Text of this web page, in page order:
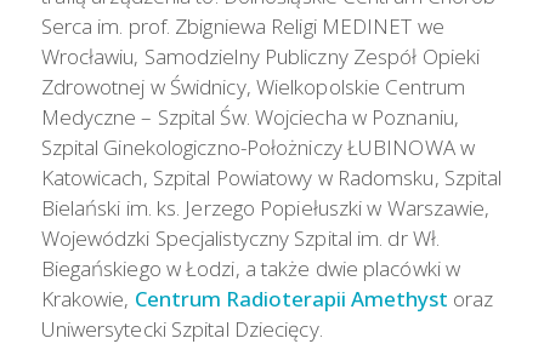
Serca im. prof. Zbigniewa Religi MEDINET we
Wrocławiu, Samodzielny Publiczny Zespół Opieki
Zdrowotnej w Świdnicy, Wielkopolskie Centrum
Medyczne – Szpital Św. Wojciecha w Poznaniu,
Szpital Ginekologiczno-Położniczy ŁUBINOWA w
Katowicach, Szpital Powiatowy w Radomsku, Szpital
Bielański im. ks. Jerzego Popiełuszki w Warszawie,
Wojewódzki Specjalistyczny Szpital im. dr Wł.
Biegańskiego w Łodzi, a także dwie placówki w
Krakowie, Centrum Radioterapii Amethyst oraz
Uniwersytecki Szpital Dziecięcy.